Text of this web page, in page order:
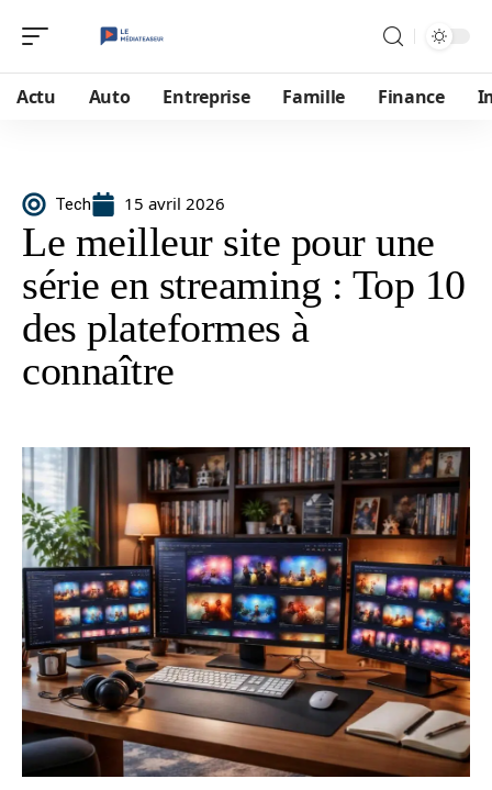
Actu Auto Entreprise Famille Finance
Tech 15 avril 2026
Le meilleur site pour une
série en streaming : Top 10
des plateformes à
connaître